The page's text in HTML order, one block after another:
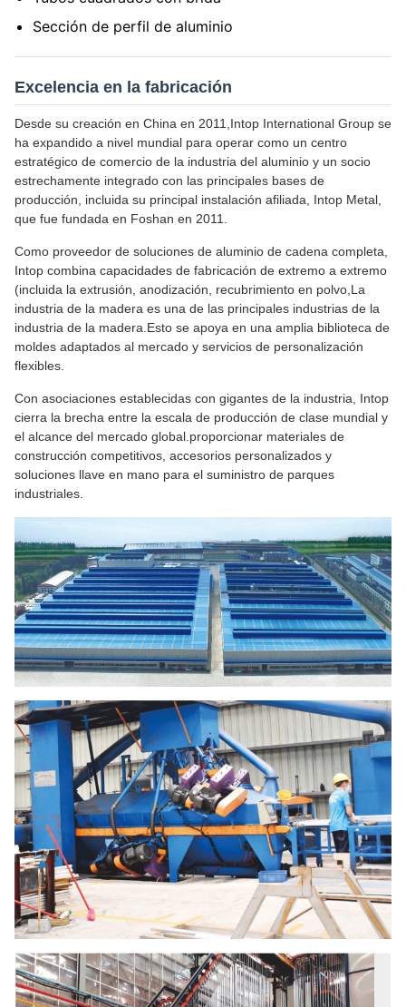
Sección de perfil de aluminio
Excelencia en la fabricación
Desde su creación en China en 2011,Intop International Group se
ha expandido a nivel mundial para operar como un centro
estratégico de comercio de la industria del aluminio y un socio
estrechamente integrado con las principales bases de
producción, incluida su principal instalación afiliada, Intop Metal,
que fue fundada en Foshan en 2011.
Como proveedor de soluciones de aluminio de cadena completa,
Intop combina capacidades de fabricación de extremo a extremo
(incluida la extrusión, anodización, recubrimiento en polvo,La
industria de la madera es una de las principales industrias de la
industria de la madera.Esto se apoya en una amplia biblioteca de
moldes adaptados al mercado y servicios de personalización
flexibles.
Con asociaciones establecidas con gigantes de la industria, Intop
cierra la brecha entre la escala de producción de clase mundial y
el alcance del mercado global.proporcionar materiales de
construcción competitivos, accesorios personalizados y
soluciones llave en mano para el suministro de parques
industriales.